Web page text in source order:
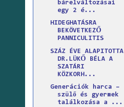
bárelváltozásai
egy 2 é...
HIDEGHATÁSRA
BEKÖVETKEZŐ
PANNICULITIS
SZÁZ ÉVE ALAPITOTTA
DR.LÜKŐ BÉLA A
SZATÁRI
KÖZKORH...
Generációk harca –
szülő és gyermek
találkozása a ...